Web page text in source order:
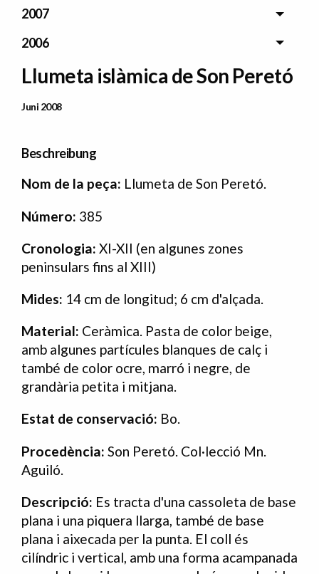
2007
2006
Llumeta islàmica de Son Peretó
Data Publicació
Juni 2008
Beschreibung
Nom de la peça: Llumeta de Son Peretó.
Número: 385
Cronologia: XI-XII (en algunes zones
peninsulars fins al XIII)
Mides: 14 cm de longitud; 6 cm d'alçada.
Material: Ceràmica. Pasta de color beige,
amb algunes partícules blanques de calç i
també de color ocre, marró i negre, de
grandària petita i mitjana.
Estat de conservació: Bo.
Procedència: Son Peretó. Col·lecció Mn.
Aguiló.
Descripció: Es tracta d'una cassoleta de base
plana i una piquera llarga, també de base
plana i aixecada per la punta. El coll és
cilíndric i vertical, amb una forma acampanada